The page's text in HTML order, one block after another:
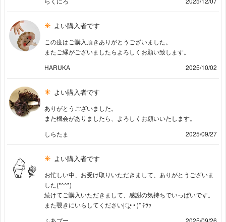
よい購入者です
この度はご購入頂きありがとうございました。
またご縁がございましたらよろしくお願い致します。
HARUKA
2025/10/02
よい購入者です
ありがとうございました。
また機会がありましたら、よろしくお願いいたします。
しらたま
2025/09/27
よい購入者です
お忙しい中、お受け取りいただきまして、ありがとうございま
した(*^^*)
続けてご購入いただきまして、感謝の気持ちでいっぱいです。
また覗きにいらしてください|ू• • )" ﾁﾗｯ
ふあプー
2025/09/26